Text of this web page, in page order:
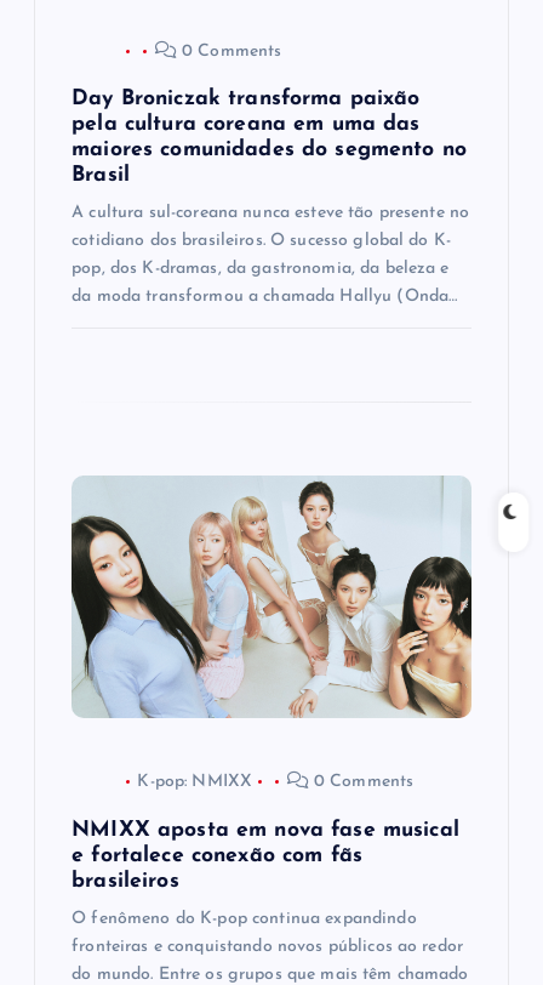
0 Comments
Day Broniczak transforma paixão
pela cultura coreana em uma das
maiores comunidades do segmento no
Brasil
A cultura sul-coreana nunca esteve tão presente no
cotidiano dos brasileiros. O sucesso global do K-
pop, dos K-dramas, da gastronomia, da beleza e
da moda transformou a chamada Hallyu (Onda…
K-pop: NMIXX 0 Comments
NMIXX aposta em nova fase musical
e fortalece conexão com fãs
brasileiros
O fenômeno do K-pop continua expandindo
fronteiras e conquistando novos públicos ao redor
do mundo. Entre os grupos que mais têm chamado